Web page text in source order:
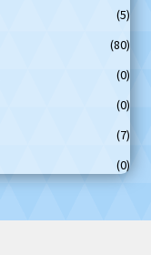
(5)
(80)
(0)
(0)
(7)
(0)